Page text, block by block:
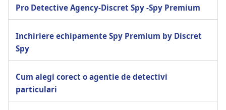
Pro Detective Agency-Discret Spy -Spy Premium
Inchiriere echipamente Spy Premium by Discret
Spy
Cum alegi corect o agentie de detectivi
particulari